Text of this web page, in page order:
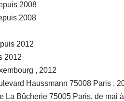
2008
2008
2012
2012
, 2012
Haussmann 75008 Paris ,
La Bûcherie 75005 Paris, de mai